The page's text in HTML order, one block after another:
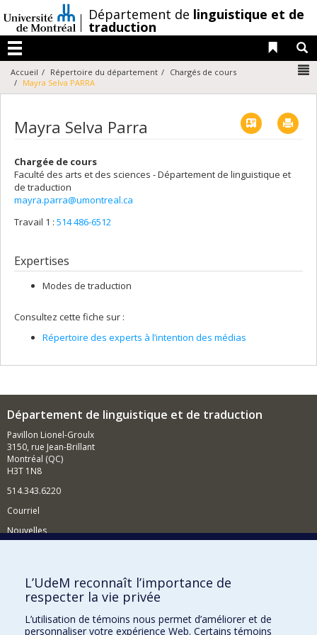
au
contenu
/Département de linguistique et de
traduction
Menu
Liens
Accueil Répertoire du département
Chargés de cours
Mayra Selva PARRA
Mayra Selva Parra Vcard
Chargée de cours
Faculté des arts et des sciences - Département de linguistique et
de traduction
mayra.parra@umontreal.ca
Travail 1 : 514 486-6512
Expertises
Modes de traduction
Consultez cette fiche sur :
Répertoire des experts à l’intention des médias
Département de linguistique et de traduction
Pavillon Lionel-Groulx
3150, rue Jean-Brillant
Montréal (QC)
H3T 1N8
514.343.6220
Courriel
Nouvelles
Comment soutenir le Département?
BESOIN D'AIDE?
Plan du site
L’UdeM reconnaît l’importance de
respecter la vie privée
L’utilisation de témoins nous permet d’améliorer et de
personnaliser votre expérience Web. Certains témoins